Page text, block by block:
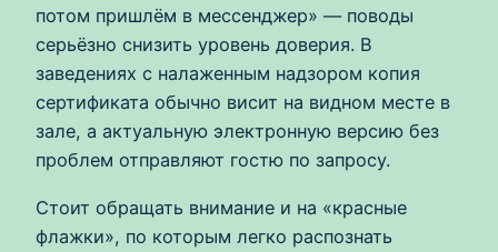
потом пришлём в мессенджер» — поводы
серьёзно снизить уровень доверия. В
заведениях с налаженным надзором копия
сертификата обычно висит на видном месте в
зале, а актуальную электронную версию без
проблем отправляют гостю по запросу.
Стоит обращать внимание и на «красные
флажки», по которым легко распознать